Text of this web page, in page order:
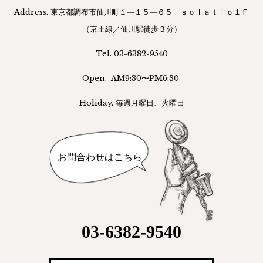
のお知らせ
2019.03.23
see saw『spring
note』入荷
Address. 東京都調布市仙川町１―１５―６５ ｓｏｌａｔｉｏ１Ｆ
（京王線／仙川駅徒歩３分）
Tel. 03-6382-9540
Open. AM9:30〜PM6:30
Holiday. 毎週月曜日、火曜日
お問合わせはこちら
03-6382-9540